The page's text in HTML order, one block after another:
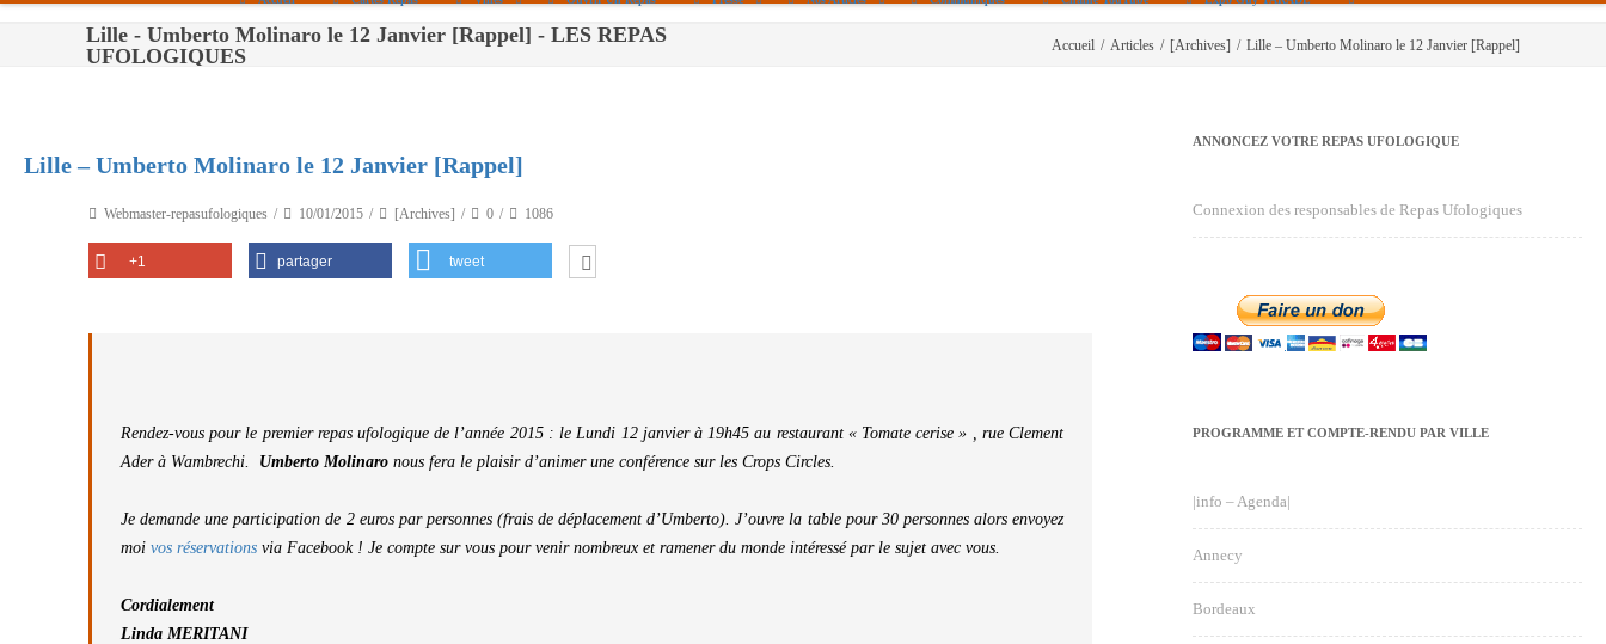
Paris
Montpellier
Tours
Lille - Umberto Molinaro le 12 Janvier [Rappel] - LES REPAS
UFOLOGIQUES
Accueil / Articles / [Archives] / Lille – Umberto Molinaro le 12 Janvier [Rappel]
Lille – Umberto Molinaro le 12 Janvier [Rappel]
Webmaster-repasufologiques 10/01/2015 [Archives] 0 1086
+1 partager tweet
Rendez-vous pour le premier repas ufologique de l’année 2015 : le Lundi 12 janvier à 19h45 au restaurant « Tomate cerise » , rue Clement
Ader à Wambrechi. Umberto Molinaro nous fera le plaisir d’animer une conférence sur les Crops Circles.
Je demande une participation de 2 euros par personnes (frais de déplacement d’Umberto). J’ouvre la table pour 30 personnes alors envoyez
moi vos réservations via Facebook ! Je compte sur vous pour venir nombreux et ramener du monde intéressé par le sujet avec vous.
Cordialement
Linda MERITANI
ANNONCEZ VOTRE REPAS UFOLOGIQUE
Connexion des responsables de Repas Ufologiques
PROGRAMME ET COMPTE-RENDU PAR VILLE
|info – Agenda|
Annecy
Bordeaux